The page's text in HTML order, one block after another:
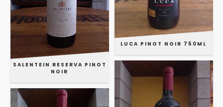
SALENTEIN RESERVA PINOT
NOIR
LUCA PINOT NOIR 750ML